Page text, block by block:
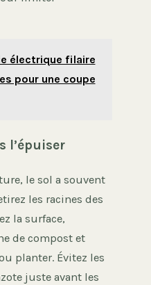
électrique filaire
pour une coupe
l’épuiser
le sol a souvent
les racines des
la surface,
de compost et
planter. Évitez les
juste avant les